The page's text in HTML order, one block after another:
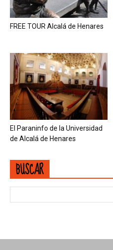
FREE TOUR Alcalá de Henares
El Paraninfo de la Universidad
de Alcalá de Henares
BUSCAR